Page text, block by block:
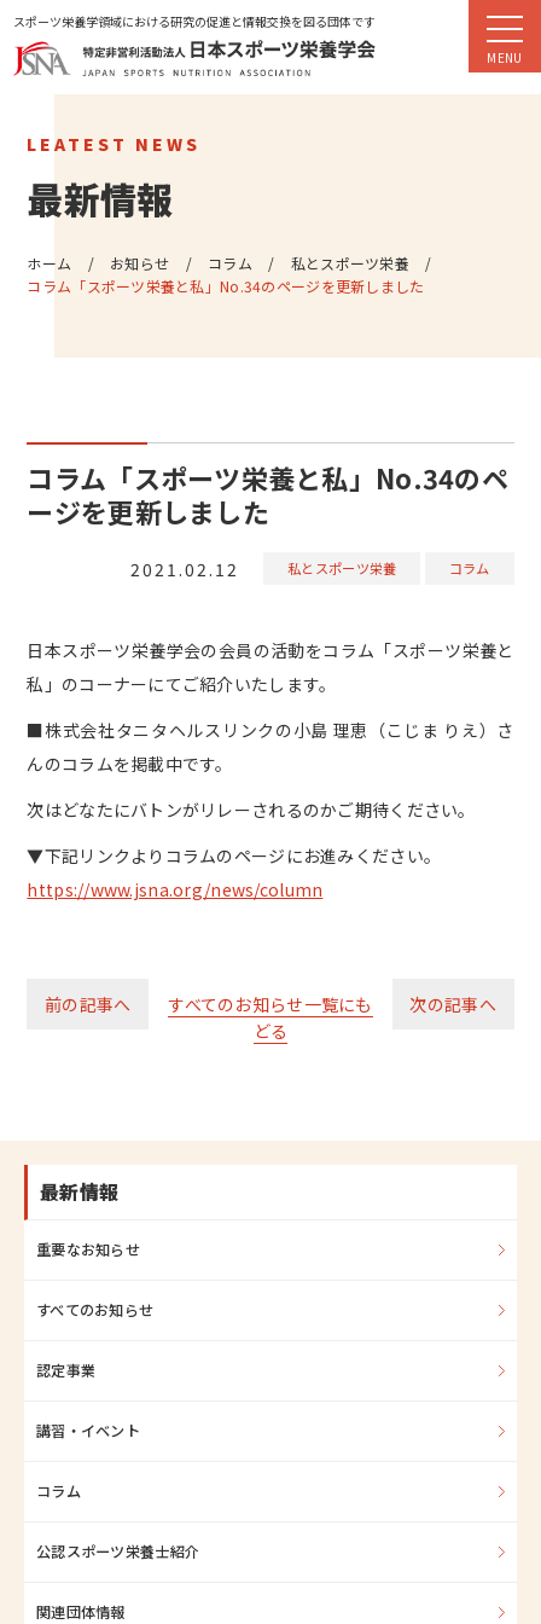
スポーツ栄養学領域における研究の促進と情報交換を図る団体です
LEATEST NEWS
最新情報
ホーム お知らせ コラム
私とスポーツ栄養
コラム「スポーツ栄養と私」No.34のページを更新しました
コラム「スポーツ栄養と私」No.34のペ
ージを更新しました
2021.02.12 私とスポーツ栄養 コラム
日本スポーツ栄養学会の会員の活動をコラム「スポーツ栄養と
私」のコーナーにてご紹介いたします。
■株式会社タニタヘルスリンクの小島 理恵（こじま りえ）さ
んのコラムを掲載中です。
次はどなたにバトンがリレーされるのかご期待ください。
▼下記リンクよりコラムのページにお進みください。
https://www.jsna.org/news/column
前の記事へ
すべてのお知らせ一覧にも
どる
次の記事へ
最新情報
重要なお知らせ
すべてのお知らせ
認定事業
講習・イベント
コラム
公認スポーツ栄養士紹介
関連団体情報